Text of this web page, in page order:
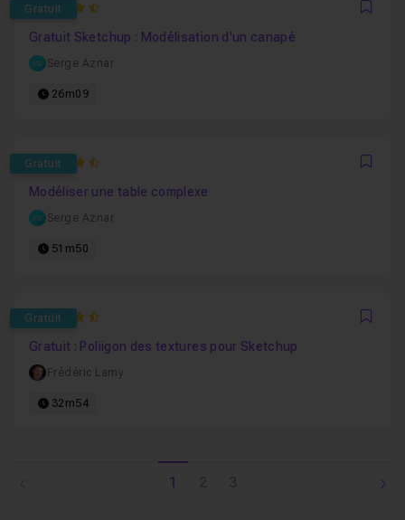
Gratuit
4.6666666666667
Gratuit Sketchup : Modélisation d'un canapé
Serge Aznar
26m09
Gratuit
4.625
Modéliser une table complexe
Serge Aznar
51m50
Gratuit
4.5
Gratuit : Poliigon des textures pour Sketchup
Frédéric Lamy
32m54
1